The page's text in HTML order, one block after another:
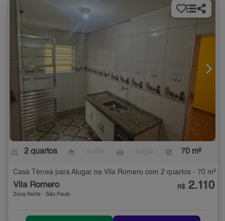
2 quartos 70 m²
Casa Térrea para Alugar na Vila Romero com 2 quartos - 70 m²
Vila Romero
Zona Norte - São Paulo
R$ 2.110